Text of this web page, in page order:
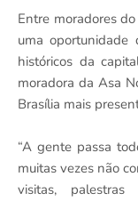
Entre moradores
uma oportunidade
históricos da
moradora da Asa
Brasília mais
“A gente passa
muitas vezes não
visitas,